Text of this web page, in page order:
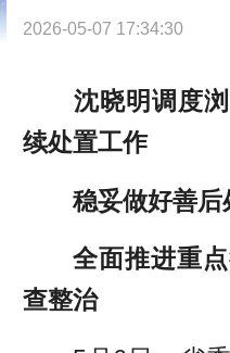
2026-05-07 17:34:30
沈晓明调度
续处置工作
稳妥做好善后
全面推进重
查整治